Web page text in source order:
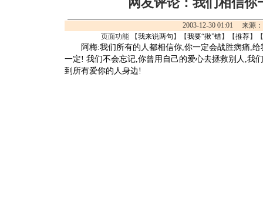
2003-12-30 01:01 来源
页面功能 【我来说两句 】【我要“揪”错】【推荐】
阿梅:我们所有的人都相信你,你一定会战胜病痛,给
一定! 我们不会忘记,你曾用自己的爱心去拯救别人,我
到所有爱你的人身边!